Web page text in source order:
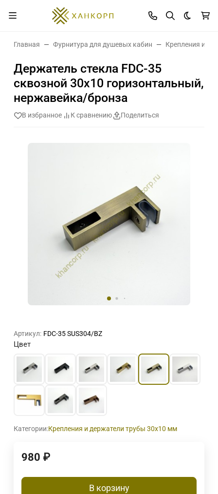
Темная
Главная Фурнитура для душевых кабин Крепления и
Держатель стекла FDC-35
сквозной 30х10 горизонтальный,
нержавейка/бронза
В избранное К сравнению Поделиться
Артикул: FDC-35 SUS304/BZ
Цвет
Категории:Крепления и держатели трубы 30х10 мм
980 ₽
В корзину